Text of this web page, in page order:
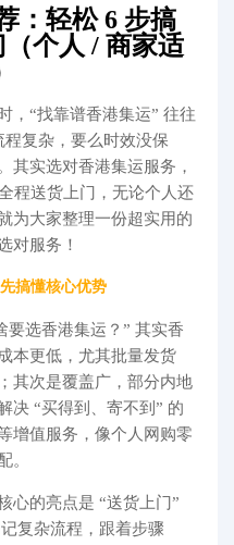
：轻松 6 步搞
个人 / 商家适
，“找靠谱香港集运” 往往
复杂，要么时效没保
其实选对香港集运服务，
程送货上门，无论个人还
为大家整理一份超实用的
对服务！​
搞懂核心优势​
要选香港集运？” 其实香
本更低，尤其批量发货
其次是覆盖广，部分内地
决 “买得到、寄不到” 的
增值服务，像个人网购零
。​
心的亮点是 “送货上门”
复杂流程，跟着步骤